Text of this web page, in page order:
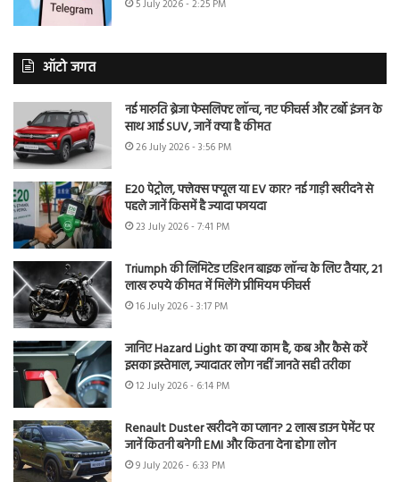
5 July 2026 - 2:25 PM
ऑटो जगत
नई मारुति ब्रेजा फेसलिफ्ट लॉन्च, नए फीचर्स और टर्बो इंजन के
साथ आई SUV, जानें क्या है कीमत
26 July 2026 - 3:56 PM
E20 पेट्रोल, फ्लेक्स फ्यूल या EV कार? नई गाड़ी खरीदने से
पहले जानें किसमें है ज्यादा फायदा
23 July 2026 - 7:41 PM
Triumph की लिमिटेड एडिशन बाइक लॉन्च के लिए तैयार, 21
लाख रुपये कीमत में मिलेंगे प्रीमियम फीचर्स
16 July 2026 - 3:17 PM
जानिए Hazard Light का क्या काम है, कब और कैसे करें
इसका इस्तेमाल, ज्यादातर लोग नहीं जानते सही तरीका
12 July 2026 - 6:14 PM
Renault Duster खरीदने का प्लान? 2 लाख डाउन पेमेंट पर
जानें कितनी बनेगी EMI और कितना देना होगा लोन
9 July 2026 - 6:33 PM